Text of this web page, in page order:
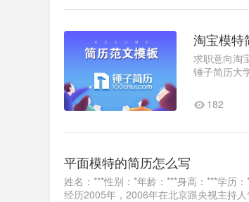
淘宝模特
求职意向淘
锤子简历大
182
平面模特的简历怎么写
姓名：***性别：*年龄：***身高：***学历
经历2005年，2006年在北京跟央视主持